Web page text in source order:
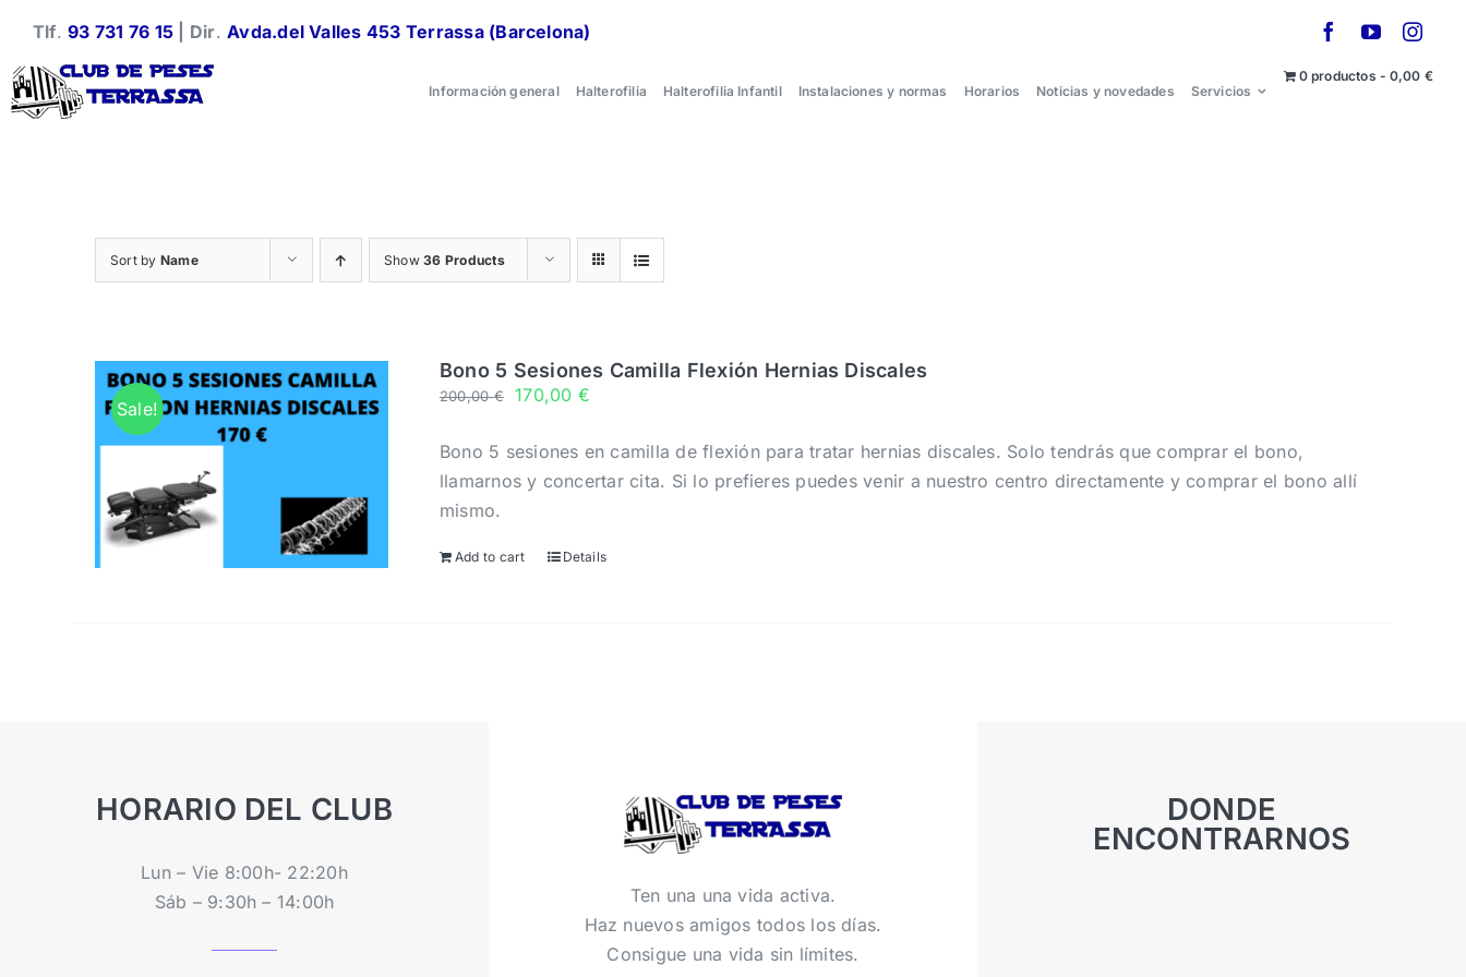
content
Tlf.93 731 76 15 | Dir. Avda.del Valles 453 Terrassa (Barcelona)
Información general Halterofilia Halterofilia Infantil Instalaciones y normas Horarios Noticias y novedades Servicios
0 productos 0,00 €
Sort by Name Show36 Products
Sale!
Bono 5 Sesiones Camilla Flexión Hernias Discales
200,00€ 170,00 €
Bono 5 sesiones en camilla de flexión para tratar hernias discales. Solo tendrás que comprar el bono,
llamarnos y concertar cita. Si lo prefieres puedes venir a nuestro centro directamente y comprar el bono allí
mismo.
Add to cart Details
HORARIO DEL CLUB
Lun – Vie 8:00h- 22:20h
Sáb – 9:30h – 14:00h
Ten una una vida activa.
Haz nuevos amigos todos los días.
Consigue una vida sin límites.
DONDE
ENCONTRARNOS